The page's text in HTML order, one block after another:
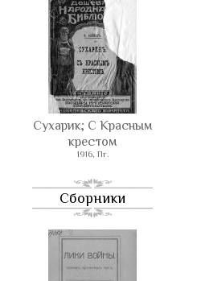
Сухарик; С Красным
крестом
1916, Пг.
Сборники